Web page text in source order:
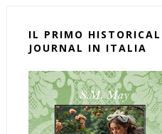
IL PRIMO
JOURNAL IN ITALIA